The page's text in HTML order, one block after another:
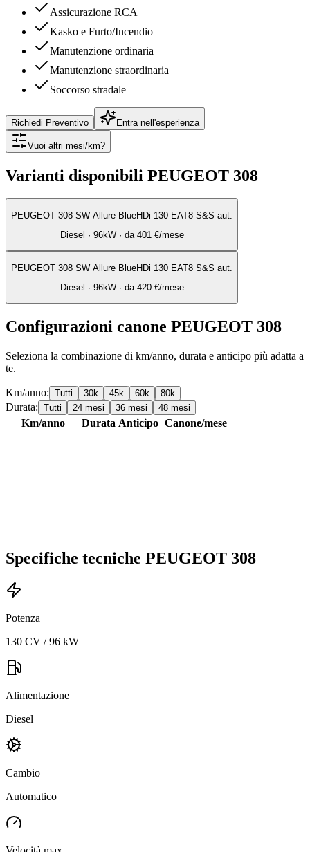
Assicurazione RCA
Kasko e Furto/Incendio
Manutenzione ordinaria
Manutenzione straordinaria
Soccorso stradale
Richiedi Preventivo Entra nell'esperienza
Vuoi altri mesi/km?
Varianti disponibili PEUGEOT 308
PEUGEOT 308 SW Allure BlueHDi 130 EAT8 S&S aut.
Diesel · 96kW · da 401 €/mese
PEUGEOT 308 SW Allure BlueHDi 130 EAT8 S&S aut.
Diesel · 96kW · da 420 €/mese
Configurazioni canone PEUGEOT 308
Seleziona la combinazione di km/anno, durata e anticipo più adatta a
te.
Km/anno: Tutti 30k 45k 60k 80k
Durata: Tutti 24 mesi 36 mesi 48 mesi
Km/anno Durata Anticipo Canone/mese
Specifiche tecniche PEUGEOT 308
Potenza
130 CV / 96 kW
Alimentazione
Diesel
Cambio
Automatico